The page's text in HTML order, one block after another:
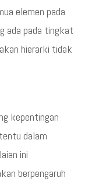
elemen pada
ada pada tingkat
hierarki tidak
kepentingan
dalam
ini
berpengaruh